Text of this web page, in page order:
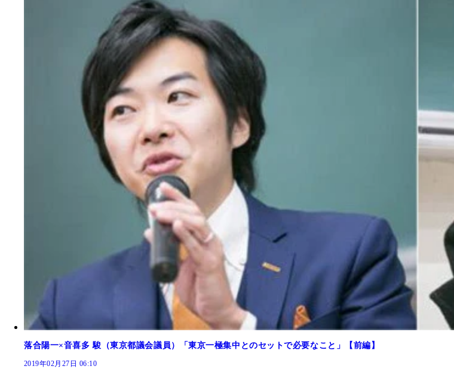
落合陽一×音喜多 駿（東京都議会議員）「東京一極集中とのセットで必要なこと」【前編】
2019年02月27日 06:10